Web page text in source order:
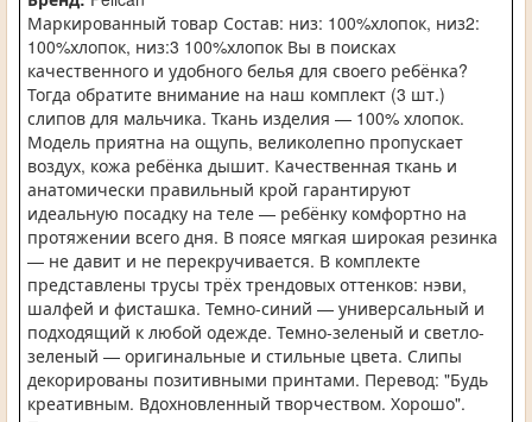
Маркированный товар Состав: низ: 100%хлопок, низ2:
100%хлопок, низ:3 100%хлопок Вы в поисках
качественного и удобного белья для своего ребёнка?
Тогда обратите внимание на наш комплект (3 шт.)
слипов для мальчика. Ткань изделия — 100% хлопок.
Модель приятна на ощупь, великолепно пропускает
воздух, кожа ребёнка дышит. Качественная ткань и
анатомически правильный крой гарантируют
идеальную посадку на теле — ребёнку комфортно на
протяжении всего дня. В поясе мягкая широкая резинка
— не давит и не перекручивается. В комплекте
представлены трусы трёх трендовых оттенков: нэви,
шалфей и фисташка. Темно-синий — универсальный и
подходящий к любой одежде. Темно-зеленый и светло-
зеленый — оригинальные и стильные цвета. Слипы
декорированы позитивными принтами. Перевод: "Будь
креативным. Вдохновленный творчеством. Хорошо".